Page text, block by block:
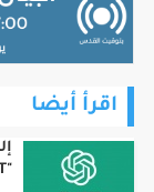
اقرأ أيضا
"Chat-GPT"...